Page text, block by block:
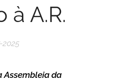
à A.R.
2025
Assembleia da